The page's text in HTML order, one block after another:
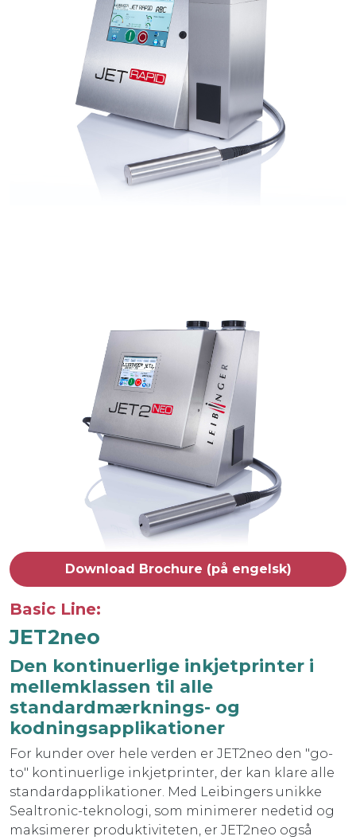
Download Brochure (på engelsk)
Basic Line:
JET2neo
Den kontinuerlige inkjetprinter i
mellemklassen til alle
standardmærknings- og
kodningsapplikationer
For kunder over hele verden er JET2neo den "go-
to" kontinuerlige inkjetprinter, der kan klare alle
standardapplikationer. Med Leibingers unikke
Sealtronic-teknologi, som minimerer nedetid og
maksimerer produktiviteten, er JET2neo også